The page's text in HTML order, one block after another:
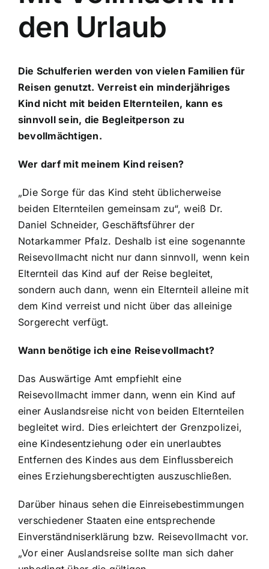
Onlineformulare
Kontakt
den Urlaub
Die Schulferien werden von vielen Familien für
Reisen genutzt. Verreist ein minderjähriges
Kind nicht mit beiden Elternteilen, kann es
sinnvoll sein, die Begleitperson zu
bevollmächtigen.
Wer darf mit meinem Kind reisen?
„Die Sorge für das Kind steht üblicherweise
beiden Elternteilen gemeinsam zu“, weiß Dr.
Daniel Schneider, Geschäftsführer der
Notarkammer Pfalz. Deshalb ist eine sogenannte
Reisevollmacht nicht nur dann sinnvoll, wenn kein
Elternteil das Kind auf der Reise begleitet,
sondern auch dann, wenn ein Elternteil alleine mit
dem Kind verreist und nicht über das alleinige
Sorgerecht verfügt.
Wann benötige ich eine Reisevollmacht?
Das Auswärtige Amt empfiehlt eine
Reisevollmacht immer dann, wenn ein Kind auf
einer Auslandsreise nicht von beiden Elternteilen
begleitet wird. Dies erleichtert der Grenzpolizei,
eine Kindesentziehung oder ein unerlaubtes
Entfernen des Kindes aus dem Einflussbereich
eines Erziehungsberechtigten auszuschließen.
Darüber hinaus sehen die Einreisebestimmungen
verschiedener Staaten eine entsprechende
Einverständniserklärung bzw. Reisevollmacht vor.
„Vor einer Auslandsreise sollte man sich daher